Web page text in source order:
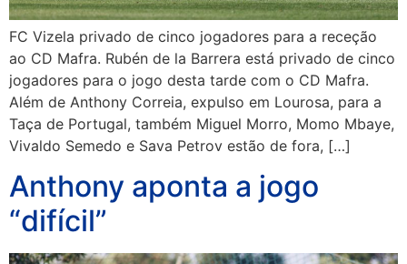
FC Vizela privado de cinco jogadores para a receção
ao CD Mafra. Rubén de la Barrera está privado de cinco
jogadores para o jogo desta tarde com o CD Mafra.
Além de Anthony Correia, expulso em Lourosa, para a
Taça de Portugal, também Miguel Morro, Momo Mbaye,
Vivaldo Semedo e Sava Petrov estão de fora, […]
Anthony aponta a jogo
“difícil”